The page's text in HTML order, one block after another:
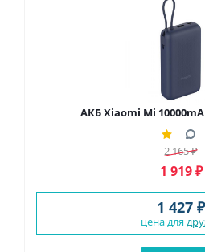
АКБ Xiaomi Mi
2 165₽
1 919₽
1 427 ₽
цена для